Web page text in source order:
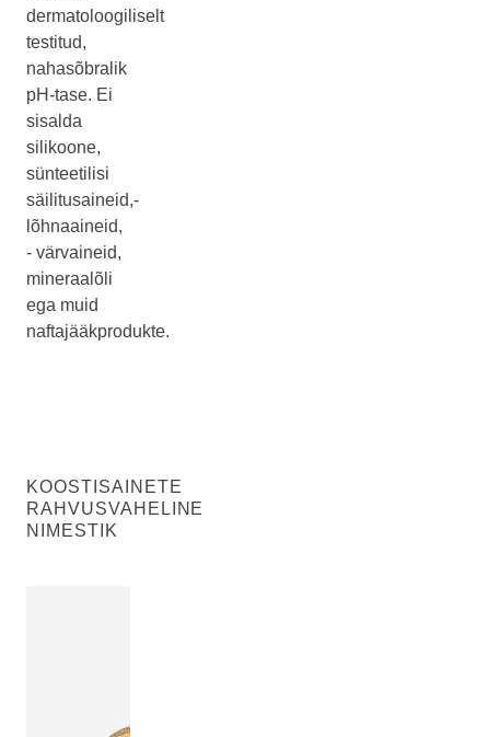
dermatoloogiliselt
testitud,
nahasõbralik
pH-tase. Ei
sisalda
silikoone,
sünteetilisi
säilitusaineid,-
lõhnaaineid,
- värvaineid,
mineraalõli
ega muid
naftajääkprodukte.
KOOSTISAINETE
RAHVUSVAHELINE
NIMESTIK